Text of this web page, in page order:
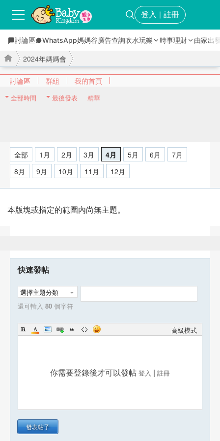
登入 ｜ 註冊
討論區 WhatsApp媽媽谷廣告查詢吹水玩樂 時事理財 由家出
討論區 群組 我的首頁
2024年媽媽會
全部時間 最後發表 精華
全部 1月 2月 3月 4月 5月 6月
7月
8月
9月 10月 11月 12月
本版塊或指定的範圍內尚無主題。
快速發帖
選擇主題分類
還可輸入 80 個字符
高級模式
你需要登錄後才可以發帖 登入 | 註冊
發表帖子